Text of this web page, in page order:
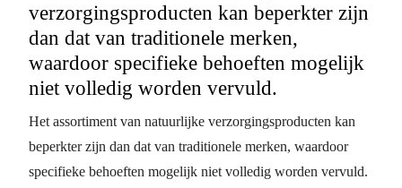
verzorgingsproducten kan beperkter zijn
dan dat van traditionele merken,
waardoor specifieke behoeften mogelijk
niet volledig worden vervuld.
Het assortiment van natuurlijke verzorgingsproducten kan
beperkter zijn dan dat van traditionele merken, waardoor
specifieke behoeften mogelijk niet volledig worden vervuld.